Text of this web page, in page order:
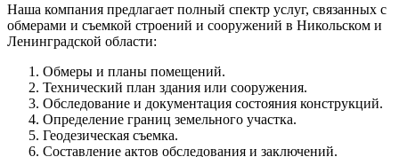
Наша компания предлагает полный спектр услуг, связанных с
обмерами и съемкой строений и сооружений в Никольском и
Ленинградской области:
Обмеры и планы помещений.
Технический план здания или сооружения.
Обследование и документация состояния конструкций.
Определение границ земельного участка.
Геодезическая съемка.
Составление актов обследования и заключений.